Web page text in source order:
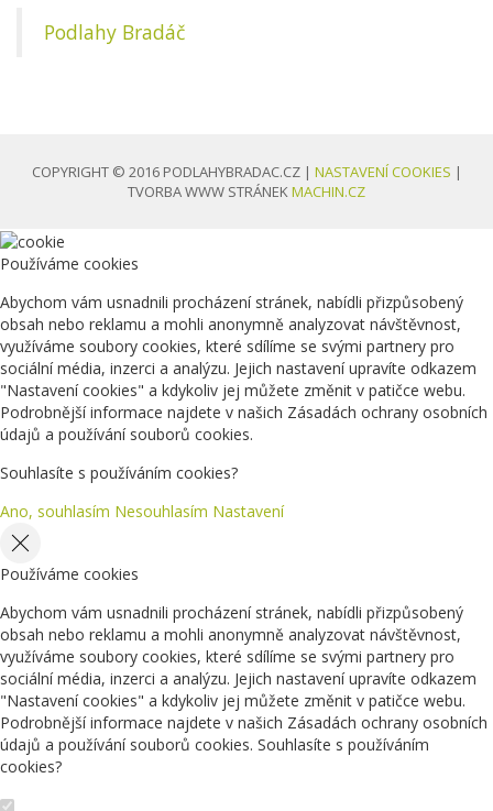
Podlahy Bradáč
COPYRIGHT © 2016 PODLAHYBRADAC.CZ | NASTAVENÍ COOKIES |
TVORBA WWW STRÁNEKMACHIN.CZ
Používáme cookies
Abychom vám usnadnili procházení stránek, nabídli přizpůsobený
obsah nebo reklamu a mohli anonymně analyzovat návštěvnost,
využíváme soubory cookies, které sdílíme se svými partnery pro
sociální média, inzerci a analýzu. Jejich nastavení upravíte odkazem
"Nastavení cookies" a kdykoliv jej můžete změnit v patičce webu.
Podrobnější informace najdete v našich Zásadách ochrany osobních
údajů a používání souborů cookies.
Souhlasíte s používáním cookies?
Ano, souhlasím Nesouhlasím Nastavení
Používáme cookies
Abychom vám usnadnili procházení stránek, nabídli přizpůsobený
obsah nebo reklamu a mohli anonymně analyzovat návštěvnost,
využíváme soubory cookies, které sdílíme se svými partnery pro
sociální média, inzerci a analýzu. Jejich nastavení upravíte odkazem
"Nastavení cookies" a kdykoliv jej můžete změnit v patičce webu.
Podrobnější informace najdete v našich Zásadách ochrany osobních
údajů a používání souborů cookies. Souhlasíte s používáním
cookies?